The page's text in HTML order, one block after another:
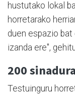
hustutako lokal
horretarako
duen espazio bat
izanda ere",
200
Testuinguru